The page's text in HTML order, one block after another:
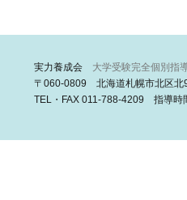
実力養成会 大学受験完全個別指
〒060-0809 北海道札幌市北区北
TEL・FAX 011-788-4209 指導時